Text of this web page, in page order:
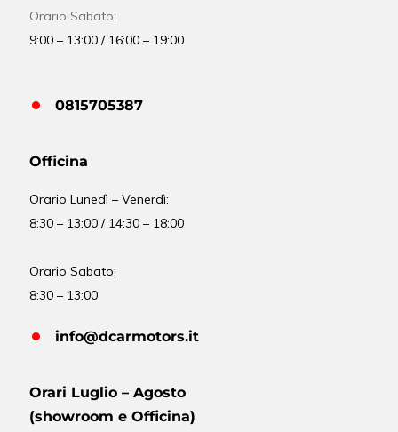
Orario Sabato:
9:00 – 13:00 / 16:00 – 19:00
0815705387
Officina
OrarioLunedì – Venerdì:
8:30 – 13:00 / 14:30 – 18:00
Orario Sabato:
8:30 – 13:00
info@dcarmotors.it
Orari Luglio – Agosto
(showroom e Officina)